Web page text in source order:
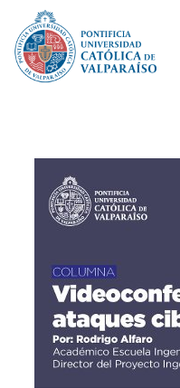
PUCV Internacional
Vinculación con el Medio
Admisión
Pregrado
Postgrado